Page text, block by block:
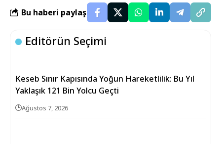
Bu haberi paylaş
Editörün Seçimi
Keseb Sınır Kapısında Yoğun Hareketlilik: Bu Yıl
Yaklaşık 121 Bin Yolcu Geçti
Ağustos 7, 2026